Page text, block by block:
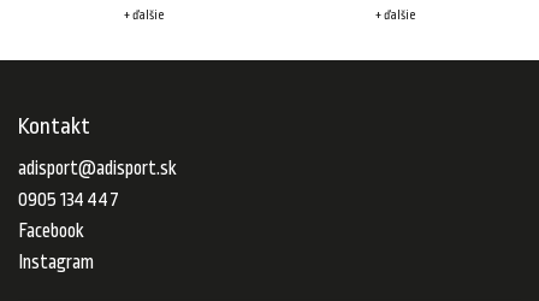
+ ďalšie + ďalšie
Kontakt
adisport@adisport.sk
0905 134 447
Facebook
Instagram